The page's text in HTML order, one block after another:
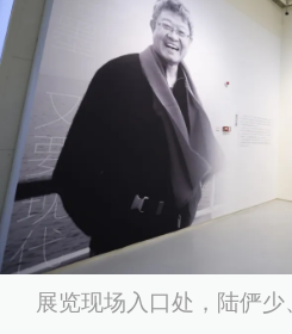
展览现场入口处，陆俨